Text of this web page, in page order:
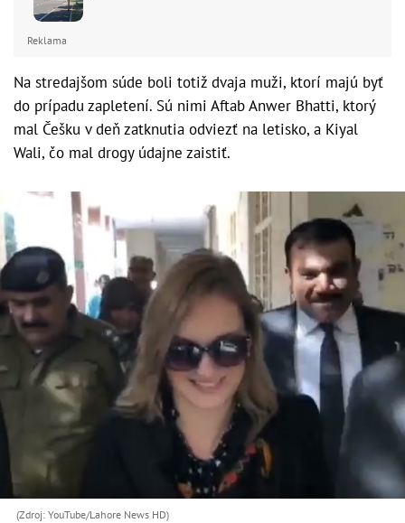
Reklama
Na stredajšom súde boli totiž dvaja muži, ktorí majú byť
do prípadu zapletení. Sú nimi Aftab Anwer Bhatti, ktorý
mal Češku v deň zatknutia odviezť na letisko, a Kiyal
Wali, čo mal drogy údajne zaistiť.
(Zdroj: YouTube/Lahore News HD)